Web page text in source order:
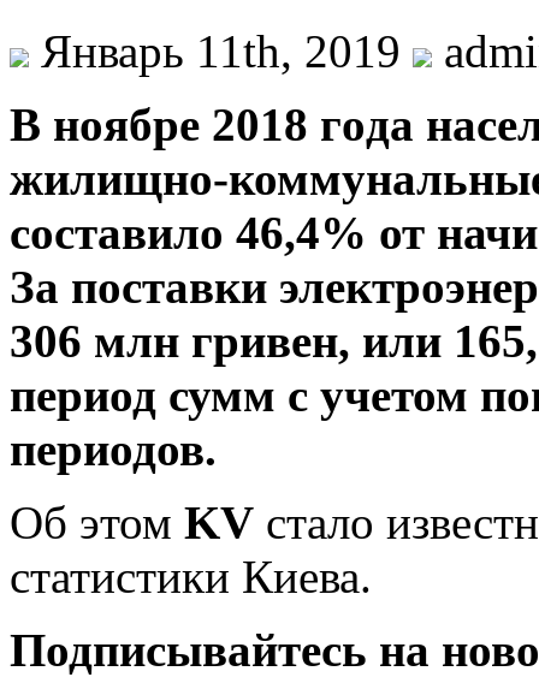
Январь 11th, 2019
В нoябрe 2018 гoдa
жилищно-
составило 46,4% от
За поставки
306 млн гривен, или
период сумм с учетом
периодов.
Об этом KV стало
статистики Киева.
Подписывайтесь на